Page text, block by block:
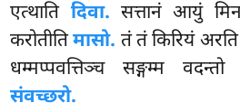
एत्थाति दिवा. सत्तानं आयुं
करोतीतिमासो. तं तं किरियं अरति
धम्मप्पवत्तिञ्च सङ्गम्म
संवच्छरो.